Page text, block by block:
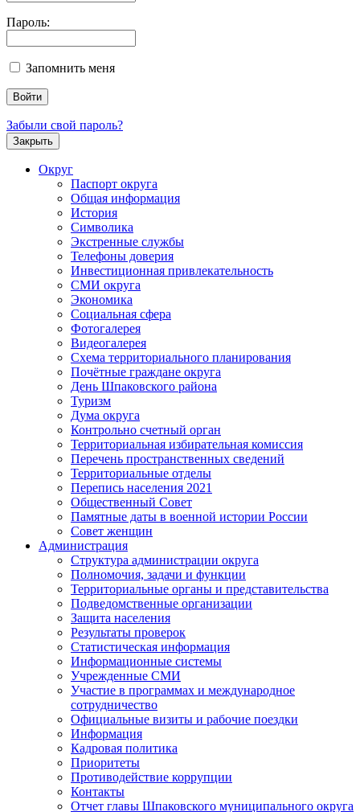
Пароль:
Запомнить меня
Забыли свой пароль?
Закрыть
Округ
Паспорт округа
Общая информация
История
Символика
Экстренные службы
Телефоны доверия
Инвестиционная привлекательность
СМИ округа
Экономика
Социальная сфера
Фотогалерея
Видеогалерея
Схема территориального планирования
Почётные граждане округа
День Шпаковского района
Туризм
Дума округа
Контрольно счетный орган
Территориальная избирательная комиссия
Перечень пространственных сведений
Территориальные отделы
Перепись населения 2021
Общественный Совет
Памятные даты в военной истории России
Совет женщин
Администрация
Структура администрации округа
Полномочия, задачи и функции
Территориальные органы и представительства
Подведомственные организации
Защита населения
Результаты проверок
Статистическая информация
Информационные системы
Учрежденные СМИ
Участие в программах и международное
сотрудничество
Официальные визиты и рабочие поездки
Информация
Кадровая политика
Приоритеты
Противодействие коррупции
Контакты
Отчет главы Шпаковского муниципального округа